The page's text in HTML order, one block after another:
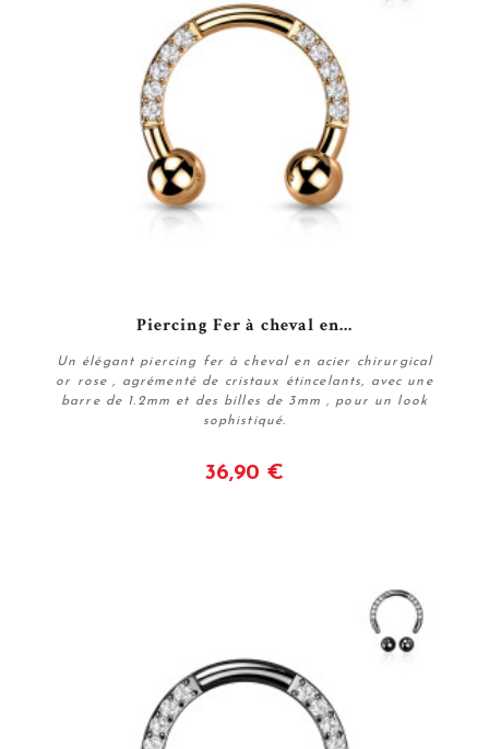
Piercing Fer à cheval en...
Un élégant piercing fer à cheval en acier chirurgical
or rose , agrémenté de cristaux étincelants, avec une
barre de 1.2mm et des billes de 3mm , pour un look
sophistiqué.
36,90 €